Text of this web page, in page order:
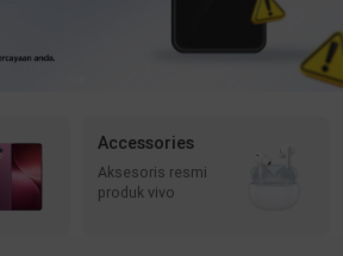
Accessories
Aksesoris resmi
produk vivo